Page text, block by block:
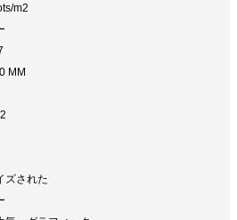
m2
MM
ズされた